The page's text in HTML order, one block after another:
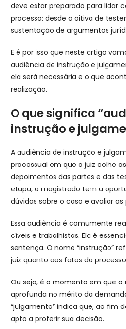
deve estar preparado para lidar
processo: desde a oitiva de
sustentação de argumentos
E é por isso que neste artigo
audiência de instrução e
ela será necessária e o que
realização.
O que significa
instrução e
A audiência de instrução e
processual em que o juiz colhe
depoimentos das partes e das
etapa, o magistrado tem a
dúvidas sobre o caso e avaliar as
Essa audiência é comumente
cíveis e trabalhistas. Ela é
sentença. O nome “instrução”
juiz quanto aos fatos do
Ou seja, é o momento em que o
aprofunda no mérito da
“julgamento” indica que, ao fim
apto a proferir sua decisão.